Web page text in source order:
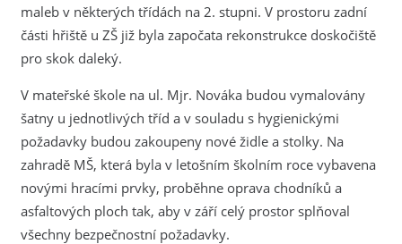
maleb v některých třídách na 2. stupni. V prostoru zadní
části hřiště u ZŠ již byla započata rekonstrukce doskočiště
pro skok daleký.
V mateřské škole na ul. Mjr. Nováka budou vymalovány
šatny u jednotlivých tříd a v souladu s hygienickými
požadavky budou zakoupeny nové židle a stolky. Na
zahradě MŠ, která byla v letošním školním roce vybavena
novými hracími prvky, proběhne oprava chodníků a
asfaltových ploch tak, aby v září celý prostor splňoval
všechny bezpečnostní požadavky.